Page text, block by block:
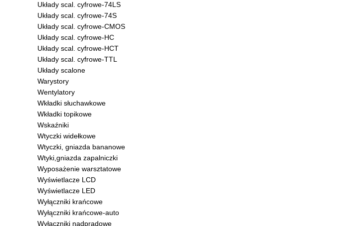
Układy scal. cyfrowe-74LS
Układy scal. cyfrowe-74S
Układy scal. cyfrowe-CMOS
Układy scal. cyfrowe-HC
Układy scal. cyfrowe-HCT
Układy scal. cyfrowe-TTL
Układy scalone
Warystory
Wentylatory
Wkładki słuchawkowe
Wkładki topikowe
Wskaźniki
Wtyczki widełkowe
Wtyczki, gniazda bananowe
Wtyki,gniazda zapalniczki
Wyposażenie warsztatowe
Wyświetlacze LCD
Wyświetlacze LED
Wyłączniki krańcowe
Wyłączniki krańcowe-auto
Wyłączniki nadprądowe